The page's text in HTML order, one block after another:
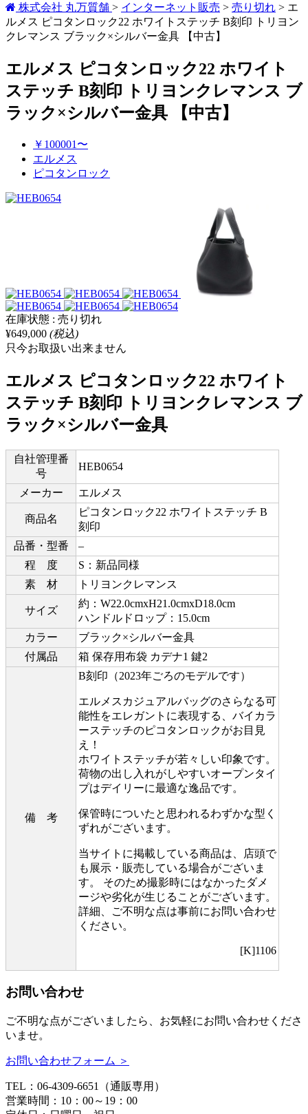
株式会社 丸万質舗 > インターネット販売 > 売り切れ > エ
ルメス ピコタンロック22 ホワイトステッチ B刻印 トリヨン
クレマンス ブラック×シルバー金具 【中古】
エルメス ピコタンロック22 ホワイト
ステッチ B刻印 トリヨンクレマンス ブ
ラック×シルバー金具 【中古】
￥100001〜
エルメス
ピコタンロック
在庫状態 : 売り切れ
¥649,000 (税込)
只今お取扱い出来ません
エルメス ピコタンロック22 ホワイト
ステッチ B刻印 トリヨンクレマンス ブ
ラック×シルバー金具
自社管理番
号
HEB0654
メーカー エルメス
商品名
ピコタンロック22 ホワイトステッチ B
刻印
品番・型番
–
程 度
S：新品同様
素 材
トリヨンクレマンス
サイズ
約：W22.0cmxH21.0cmxD18.0cm
ハンドルドロップ：15.0cm
カラー
ブラック×シルバー金具
付属品
箱 保存用布袋 カデナ1 鍵2
備 考
B刻印（2023年ごろのモデルです）
エルメスカジュアルバッグのさらなる可
能性をエレガントに表現する、バイカラ
ーステッチのピコタンロックがお目見
え！
ホワイトステッチが若々しい印象です。
荷物の出し入れがしやすいオープンタイ
プはデイリーに最適な逸品です。
保管時についたと思われるわずかな型く
ずれがございます。
当サイトに掲載している商品は、店頭で
も展示・販売している場合がございま
す。 そのため撮影時にはなかったダメ
ージや劣化が生じることがございます。
詳細、ご不明な点は事前にお問い合わせ
ください。
[K]1106
お問い合わせ
ご不明な点がございましたら、お気軽にお問い合わせくださ
いませ。
お問い合わせフォーム ＞
TEL：06-4309-6651（通販専用）
営業時間：10：00～19：00